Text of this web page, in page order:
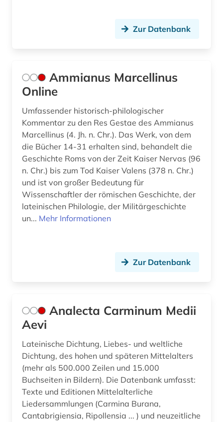
humanismus (2)
ilias (1)
immanuel (1)
incipit (1)
indogermanische sprachen (2)
indogermanistik (1)
inhaltsverzeichnis (1)
intellekt (1)
internetressourcen (1)
islamische studien (1)
israel (2)
italianistik (3)
Zur Datenbank
Ammianus Marcellinus
Online
Umfassender historisch-philologischer
Kommentar zu den Res Gestae des Ammianus
Marcellinus (4. Jh. n. Chr.). Das Werk, von dem
die Bücher 14-31 erhalten sind, behandelt die
Geschichte Roms von der Zeit Kaiser Nervas (96
n. Chr.) bis zum Tod Kaiser Valens (378 n. Chr.)
und ist von großer Bedeutung für
Wissenschaftler der römischen Geschichte, der
lateinischen Philologie, der Militärgeschichte
un... Mehr Informationen
Zur Datenbank
Analecta Carminum Medii
Aevi
Lateinische Dichtung, Liebes- und weltliche
Dichtung, des hohen und späteren Mittelalters
(mehr als 500.000 Zeilen und 15.000
Buchseiten in Bildern). Die Datenbank umfasst:
Texte und Editionen Mittelalterliche
Liedersammlungen (Carmina Burana,
Cantabrigiensia, Ripollensia ... ) und neuzeitliche